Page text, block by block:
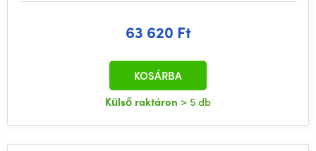
63 620 Ft
Külső raktáron > 5 db
KOSÁRBA